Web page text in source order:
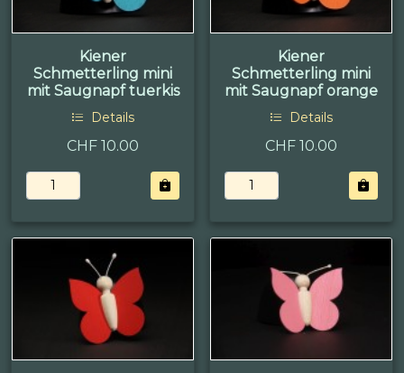
Kiener
Schmetterling mini
mit Saugnapf tuerkis
Details
CHF 10.00
Kiener
Schmetterling mini
mit Saugnapf orange
Details
CHF 10.00